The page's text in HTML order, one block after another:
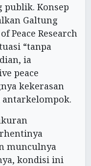
Konsep
Galtung
Peace Research
“tanpa
ia
peace
kekerasan
munculnya
kondisi ini